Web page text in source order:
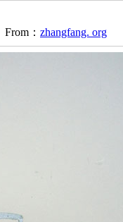
： zhangfang. org